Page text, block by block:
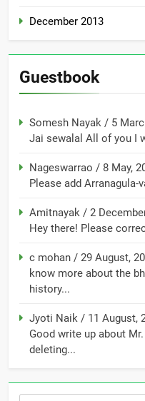
December 2013
Guestbook
Somesh Nayak / 5
Jai sewalal All of you I
Nageswarrao / 8 May,
Please add Arranagula-
Amitnayak / 2
Hey there! Please
c mohan / 29 August,
know more about the
history...
Jyoti Naik / 11 August,
Good write up about
deleting...